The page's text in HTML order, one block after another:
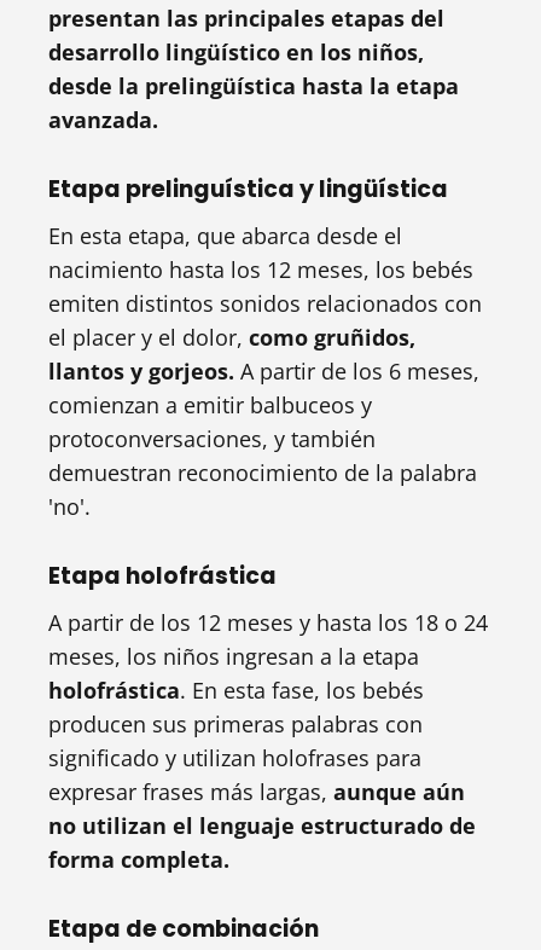
presentan las principales etapas del
desarrollo lingüístico en los niños,
desde la prelingüística hasta la etapa
avanzada.
Etapa prelinguística y lingüística
En esta etapa, que abarca desde el
nacimiento hasta los 12 meses, los bebés
emiten distintos sonidos relacionados con
el placer y el dolor, como gruñidos,
llantos y gorjeos. A partir de los 6 meses,
comienzan a emitir balbuceos y
protoconversaciones, y también
demuestran reconocimiento de la palabra
'no'.
Etapa holofrástica
A partir de los 12 meses y hasta los 18 o 24
meses, los niños ingresan a la etapa
holofrástica. En esta fase, los bebés
producen sus primeras palabras con
significado y utilizan holofrases para
expresar frases más largas, aunque aún
no utilizan el lenguaje estructurado de
forma completa.
Etapa de combinación